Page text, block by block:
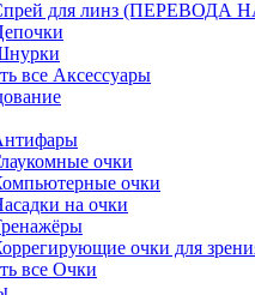
для линз (ПЕРЕВОДА
все Аксессуары
очки
очки
на очки
очки для
все Очки